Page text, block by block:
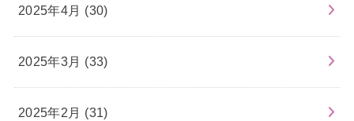
2025年4月 (30)
2025年3月 (33)
2025年2月 (31)